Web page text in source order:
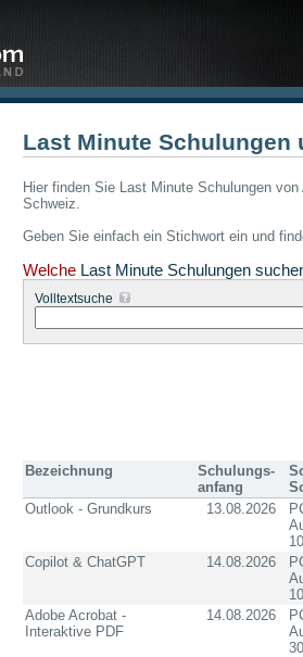
Last Minute Schulungen
Hier finden Sie Last Minute Schulungen
Schweiz.
Geben Sie einfach ein Stichwort ein und
Welche Last Minute Schulungen
Volltextsuche
Bezeichnung
Schulungs-
anfang
Outlook - Grundkurs
13.08.2026
Copilot & ChatGPT
14.08.2026
Adobe Acrobat -
Interaktive PDF
14.08.2026